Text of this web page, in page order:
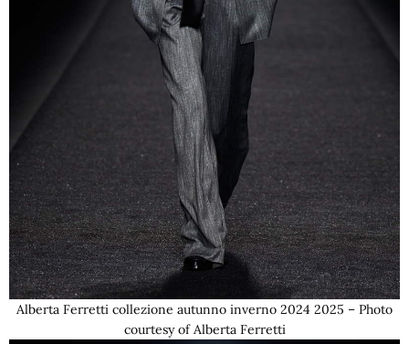
Alberta Ferretti collezione autunno inverno 2024 2025 – Photo
courtesy of Alberta Ferretti